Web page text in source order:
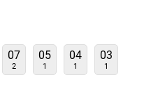
07
2
05
1
04
1
03
1